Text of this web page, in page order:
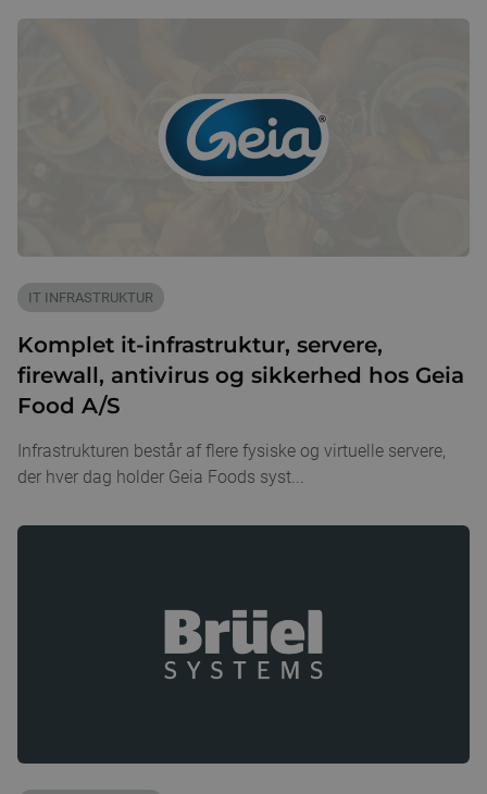
IT INFRASTRUKTUR
Komplet it-infrastruktur, servere,
firewall, antivirus og sikkerhed hos Geia
Food A/S
Infrastrukturen består af flere fysiske og virtuelle servere,
der hver dag holder Geia Foods syst...